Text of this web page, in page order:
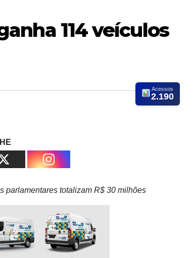
114 veículos
Acessos
2.190
parlamentares totalizam R$ 30 milhões